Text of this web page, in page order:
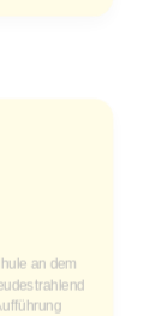
an dem